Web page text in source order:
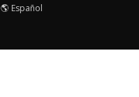
🌎 Español